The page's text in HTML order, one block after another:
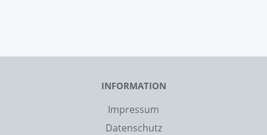
INFORMATION
Impressum
Datenschutz